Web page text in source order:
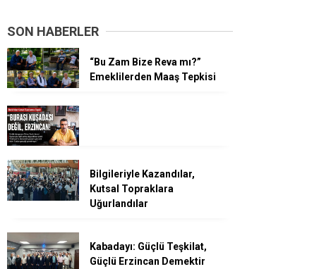
SON HABERLER
“Bu Zam Bize Reva mı?”
Emeklilerden Maaş Tepkisi
Bilgileriyle Kazandılar,
Kutsal Topraklara
Uğurlandılar
Kabadayı: Güçlü Teşkilat,
Güçlü Erzincan Demektir